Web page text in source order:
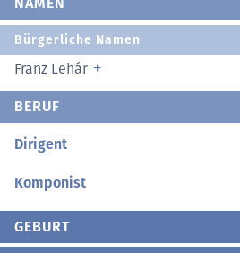
Bürgerliche Namen
Franz Lehár
BERUF
Dirigent
Komponist
GEBURT